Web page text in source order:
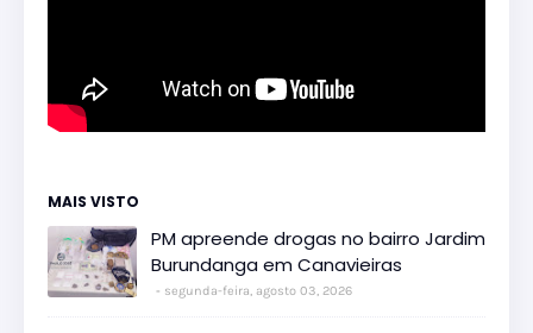
MAIS VISTO
PM apreende drogas no bairro Jardim
Burundanga em Canavieiras
segunda-feira, agosto 03, 2026